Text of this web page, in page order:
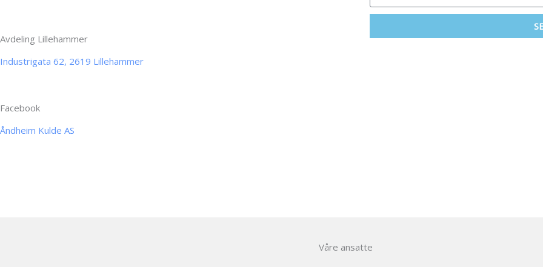
Avdeling Lillehammer
Industrigata 62, 2619 Lillehammer
Facebook
Åndheim Kulde AS
Våre ansatte